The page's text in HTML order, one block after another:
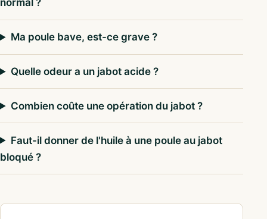
normal ?
Ma poule bave, est-ce grave ?
Quelle odeur a un jabot acide ?
Combien coûte une opération du jabot ?
Faut-il donner de l'huile à une poule au jabot
bloqué ?